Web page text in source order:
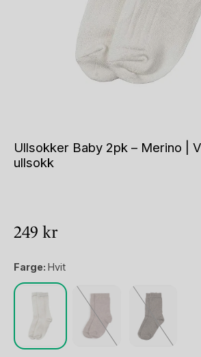
Ullsokker Baby 2pk – Merino |
ullsokk
249 kr
Farge: Hvit